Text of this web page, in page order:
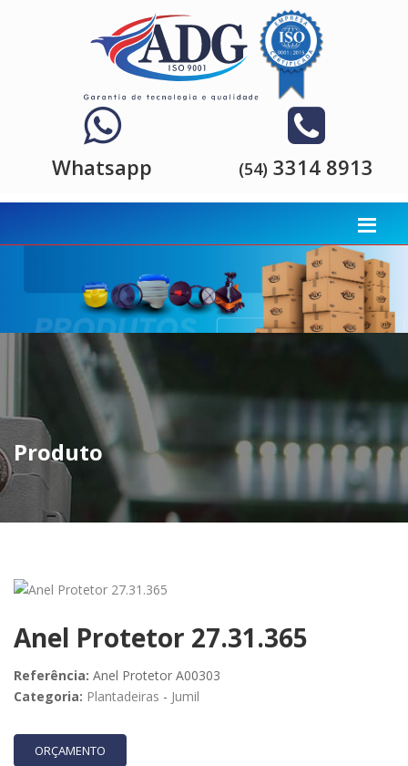
Whatsapp (54) 3314 8913
Produto
Anel Protetor 27.31.365
Referência: Anel Protetor A00303
Categoria: Plantadeiras - Jumil
ORÇAMENTO